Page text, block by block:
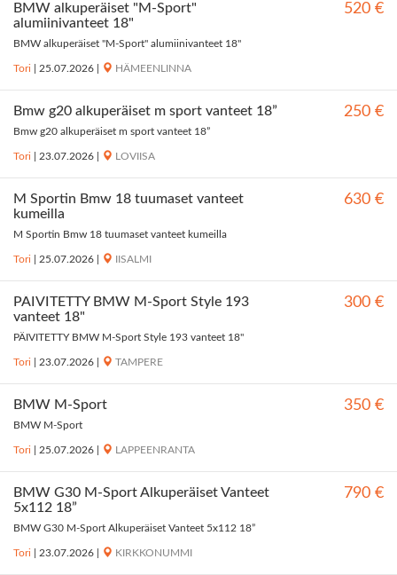
BMW alkuperäiset "M-Sport"
alumiinivanteet 18"
520 €
BMW alkuperäiset "M-Sport" alumiinivanteet 18"
Tori 25.07.2026 HÄMEENLINNA
Bmw g20 alkuperäiset m sport vanteet 18” 250 €
Bmw g20 alkuperäiset m sport vanteet 18”
Tori 23.07.2026 LOVIISA
M Sportin Bmw 18 tuumaset vanteet
kumeilla
630 €
M Sportin Bmw 18 tuumaset vanteet kumeilla
Tori 25.07.2026 IISALMI
PÄIVITETTY BMW M-Sport Style 193
vanteet 18"
300 €
PÄIVITETTY BMW M-Sport Style 193 vanteet 18"
Tori 23.07.2026 TAMPERE
BMW M-Sport 350 €
BMW M-Sport
Tori 25.07.2026 LAPPEENRANTA
BMW G30 M-Sport Alkuperäiset Vanteet
5x112 18”
790 €
BMW G30 M-Sport Alkuperäiset Vanteet 5x112 18”
Tori 23.07.2026 KIRKKONUMMI